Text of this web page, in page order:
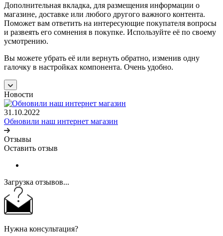
Дополнительная вкладка, для размещения информации о
магазине, доставке или любого другого важного контента.
Поможет вам ответить на интересующие покупателя вопросы
и развеять его сомнения в покупке. Используйте её по своему
усмотрению.
Вы можете убрать её или вернуть обратно, изменив одну
галочку в настройках компонента. Очень удобно.
Новости
31.10.2022
Обновили наш интернет магазин
Отзывы
Оставить отзыв
Загрузка отзывов...
Нужна консультация?